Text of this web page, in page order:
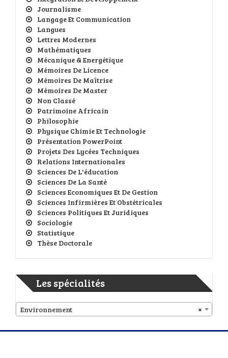
Journalisme
Langage Et Communication
Langues
Lettres Modernes
Mathématiques
Mécanique & Energétique
Mémoires De Licence
Mémoires De Maîtrise
Mémoires De Master
Non Classé
Patrimoine Africain
Philosophie
Physique Chimie Et Technologie
Présentation PowerPoint
Projets Des Lycées Techniques
Relations Internationales
Sciences De L'éducation
Sciences De La Santé
Sciences Economiques Et De Gestion
Sciences Infirmières Et Obstétricales
Sciences Politiques Et Juridiques
Sociologie
Statistique
Thèse Doctorale
Les spécialités
×
Environnement